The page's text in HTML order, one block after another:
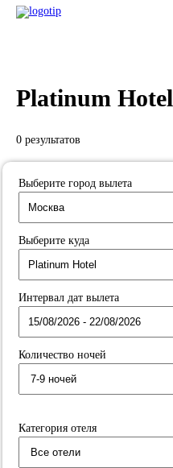
Platinum Hotel
0 результатов
Выберите город вылета
Выберите куда
Интервал дат вылета
Количество ночей
Категория отеля